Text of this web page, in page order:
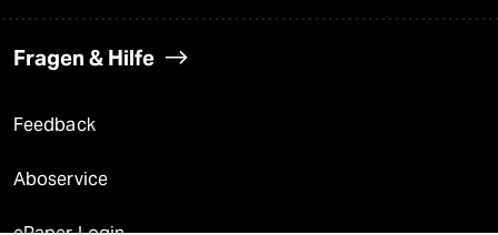
Fragen & Hilfe
Feedback
Aboservice